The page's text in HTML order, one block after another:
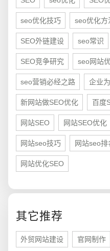
seo优化技巧 seo优化方
SEO外链建设 seo常识
SEO竞争研究 seo网站
seo营销必经之路 企业
新网站做SEO优化 百度
网站SEO 网站SEO优化
网站seo技巧 网站seo排
网站优化SEO
其它推荐
外贸网站建设 官网制作
您的预算
招标项目